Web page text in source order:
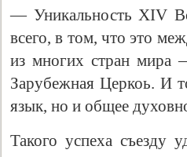
— Уникальность XIV
всего, в том, что это
из многих стран мира
Зарубежная Церкоь. И
язык, но и общее
Такого успеха съезду